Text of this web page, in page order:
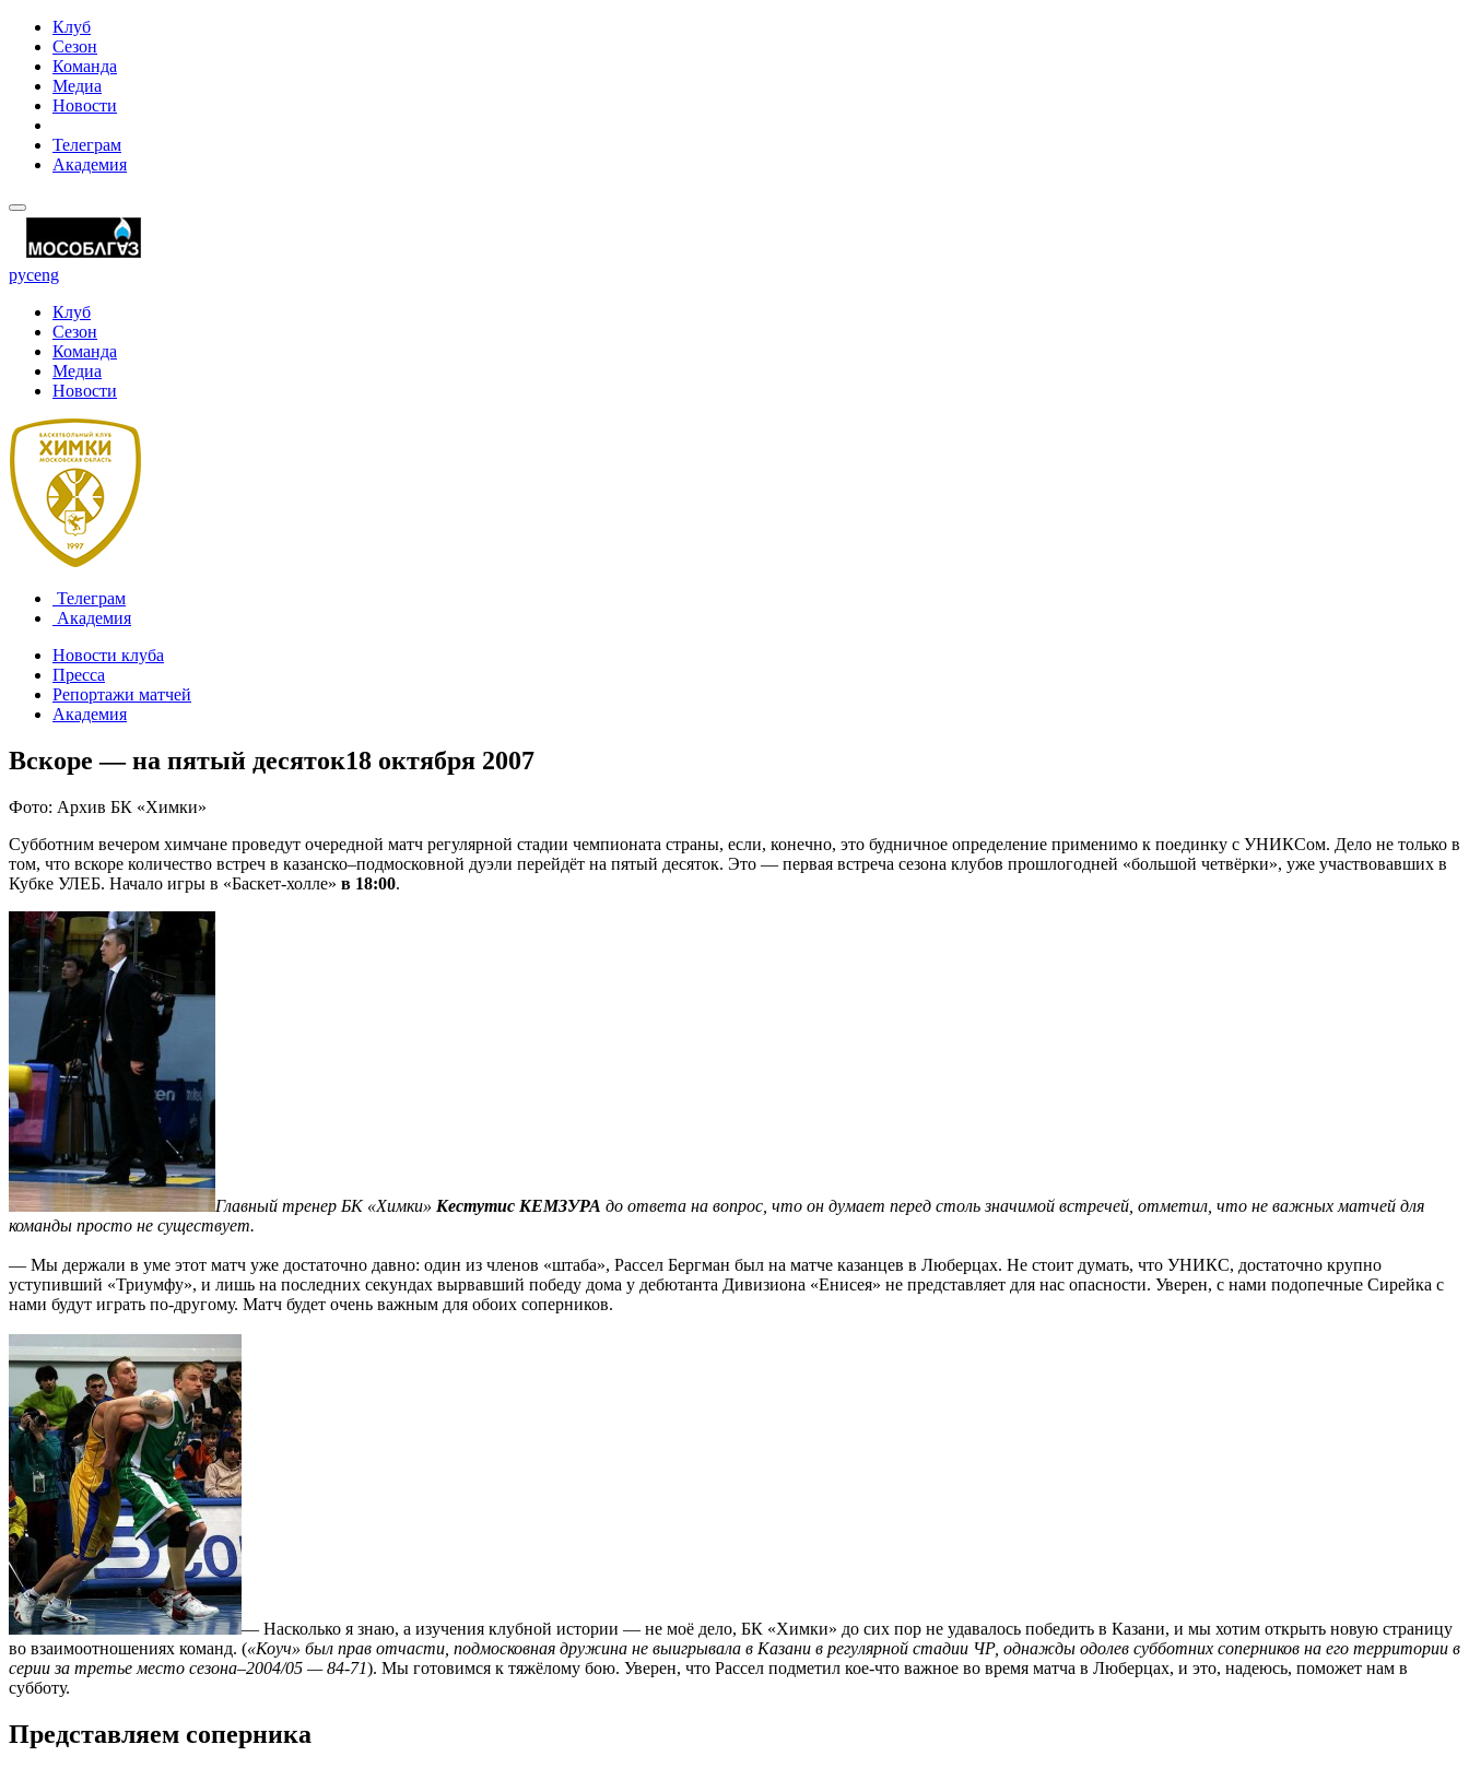
Клуб
Сезон
Команда
Медиа
Новости
Телеграм
Академия
русeng
Клуб
Сезон
Команда
Медиа
Новости
Телеграм
Академия
Новости клуба
Пресса
Репортажи матчей
Академия
Вскоре — на пятый десяток18 октября 2007
Фото: Архив БК «Химки»
Субботним вечером химчане проведут очередной матч регулярной стадии чемпионата страны, если, конечно, это будничное определение применимо к поединку с УНИКСом. Дело не только в
том, что вскоре количество встреч в казанско–подмосковной дуэли перейдёт на пятый десяток. Это — первая встреча сезона клубов прошлогодней «большой четвёрки», уже участвовавших в
Кубке УЛЕБ. Начало игры в «Баскет-холле» в 18:00.
Главный тренер БК «Химки» Кестутис КЕМЗУРА до ответа на вопрос, что он думает перед столь значимой встречей, отметил, что не важных матчей для
команды просто не существует.
— Мы держали в уме этот матч уже достаточно давно: один из членов «штаба», Рассел Бергман был на матче казанцев в Люберцах. Не стоит думать, что УНИКС, достаточно крупно
уступивший «Триумфу», и лишь на последних секундах вырвавший победу дома у дебютанта Дивизиона «Енисея» не представляет для нас опасности. Уверен, с нами подопечные Сирейка с
нами будут играть по-другому. Матч будет очень важным для обоих соперников.
— Насколько я знаю, а изучения клубной истории — не моё дело, БК «Химки» до сих пор не удавалось победить в Казани, и мы хотим открыть новую страницу
во взаимоотношениях команд. («Коуч» был прав отчасти, подмосковная дружина не выигрывала в Казани в регулярной стадии ЧР, однажды одолев субботних соперников на его территории в
серии за третье место сезона–2004/05 — 84-71). Мы готовимся к тяжёлому бою. Уверен, что Рассел подметил кое-что важное во время матча в Люберцах, и это, надеюсь, поможет нам в
субботу.
Представляем соперника